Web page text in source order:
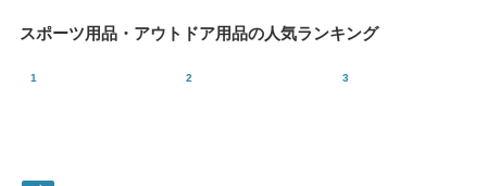
スポーツ用品・アウトドア用品の人気ランキング